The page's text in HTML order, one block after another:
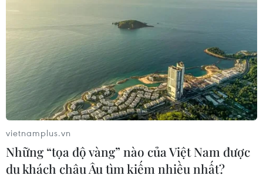
thể đẩy các hộ gia đình vào vòng xoáy chi phí vay
mượn tăng cao do hậu quả từ cuộc chiến tại Iran.
vietnamplus.vn
Những “tọa độ vàng” nào của Việt Nam được
du khách châu Âu tìm kiếm nhiều nhất?